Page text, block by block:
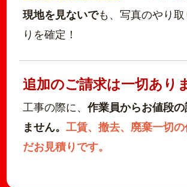
現地を見ないでも、写真のやり
りを確定！
追加のご請求は一切あり
工事の際に、作業員からお値段
ません。 工賃、撤去、廃棄一切
だお見積りです。